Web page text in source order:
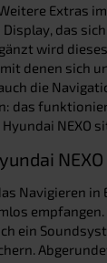
Extras
das
wird
denen sich
die
das
NEXO
NEXO
Navigieren in
ein